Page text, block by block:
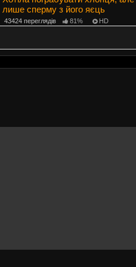
лише сперму з його яєць
43424 переглядів 81% HD